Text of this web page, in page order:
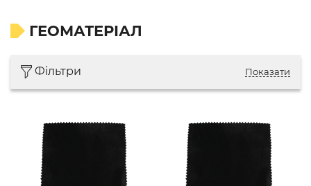
ГЕОМАТЕРІАЛ
Фільтри Показати